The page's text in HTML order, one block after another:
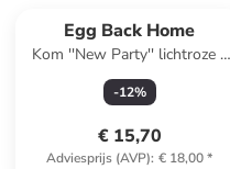
Egg Back Home
Kom ''New Party'' lichtroze -
Ø 16 cm
-12%
€ 15,70
Adviesprijs (AVP): € 18,00*